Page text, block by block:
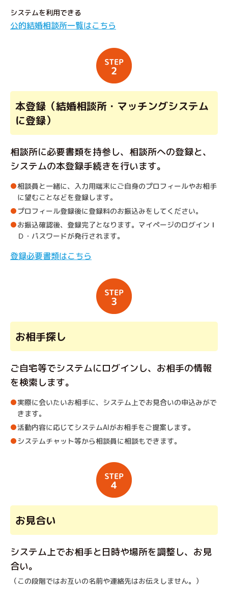
システムを利用できる
公的結婚相談所一覧はこちら
本登録（結婚相談所・マッチングシステム
に登録）
相談所に必要書類を持参し、相談所への登録と、
システムの本登録手続きを行います。
相談員と一緒に、入力用端末にご自身のプロフィールやお相手
に望むことなどを登録します。
プロフィール登録後に登録料のお振込みをしてください。
お振込確認後、登録完了となります。マイページのログインＩ
Ｄ・パスワードが発行されます。
登録必要書類はこちら
お相手探し
ご自宅等でシステムにログインし、お相手の情報
を検索します。
実際に会いたいお相手に、システム上でお見合いの申込みがで
きます。
活動内容に応じてシステムAIがお相手をご提案します。
システムチャット等から相談員に相談もできます。
お見合い
システム上でお相手と日時や場所を調整し、お見
合い。
（この段階ではお互いの名前や連絡先はお伝えしません。）